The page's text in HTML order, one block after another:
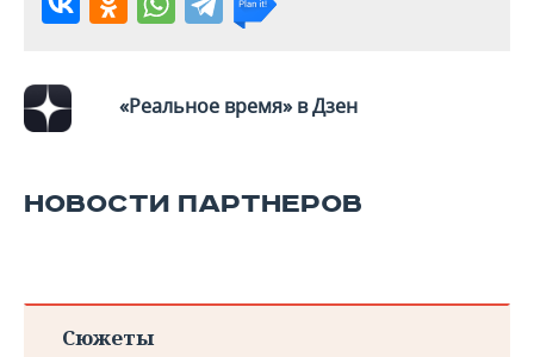
«Реальное время» в Дзен
НОВОСТИ ПАРТНЕРОВ
Сюжеты